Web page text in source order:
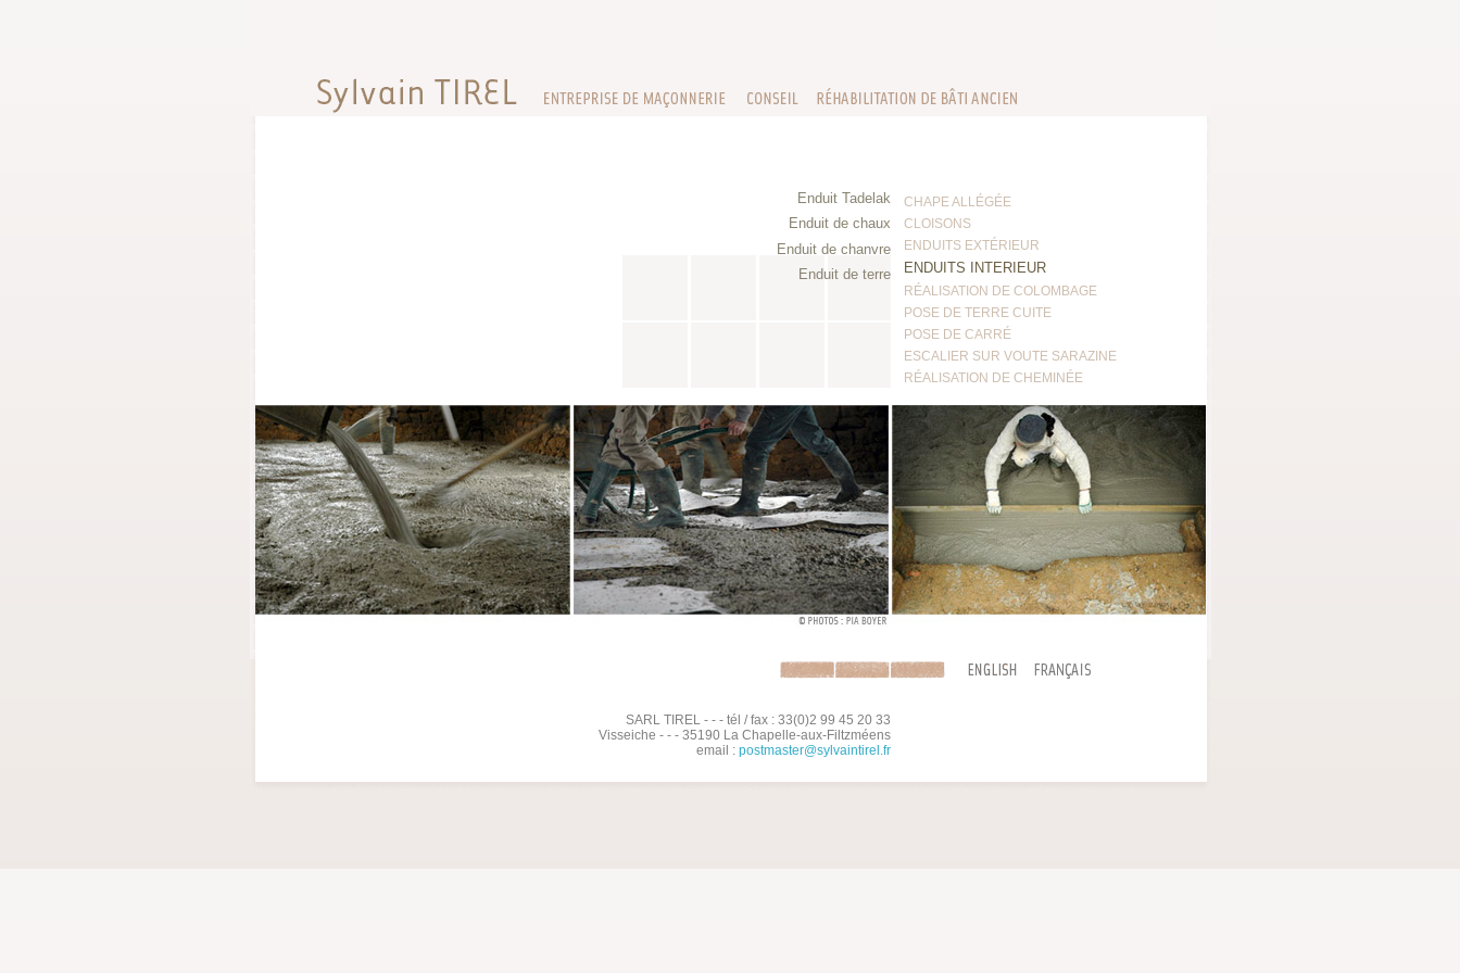
Enduit Tadelak
Enduit de chaux
Enduit de chanvre
Enduit de terre
CHAPE ALLÉGÉE
CLOISONS
ENDUITS EXTÉRIEUR
ENDUITS INTERIEUR
RÉALISATION DE COLOMBAGE
POSE DE TERRE CUITE
POSE DE CARRÉ
ESCALIER SUR VOUTE SARAZINE
RÉALISATION DE CHEMINÉE
SARL TIREL - - - tél / fax : 33(0)2 99 45 20 33
Visseiche - - - 35190 La Chapelle-aux-Filtzméens
email : postmaster@sylvaintirel.fr